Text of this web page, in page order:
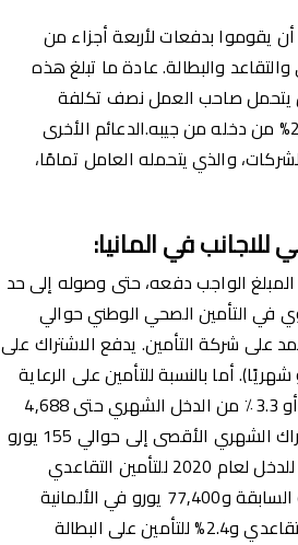
يقوموا بدفعات لأربعة أجزاء من
والبطالة. عادة ما تبلغ هذه
ولكن يتحمل صاحب العمل نصف تكلفة
الدفعات، مما يعني أن الموظف يدفع فقط 20% من دخله من جيبه.الدعائم الأخرى
والذي يتحمله العامل تمامًا،
في المانيا:
المبلغ الواجب دفعه، حتى وصوله إلى حد
السنوي في التأمين الصحي الوطني حوالي
على شركة التأمين. يدفع الاشتراك على
56,250 يورو في السنة (4,688 يورو شهريًا). أما بالنسبة للتأمين على الرعاية
الطويلة المدى، فإن المدفوعات تكون 3.05٪ أو 3.3٪ من الدخل الشهري حتى 4,688
يورو (56,250 يورو سنويًا). يمكن أن يصل الاشتراك الشهري الأقصى إلى حوالي 155 يورو
شهريًا.تقدم الترجمة المطلوبة:الحدود السنوية للدخل لعام 2020 للتأمين التقاعدي
والبطالة هي 82,200 يورو في الألمانية الغربية السابقة و77,400 يورو في الألمانية